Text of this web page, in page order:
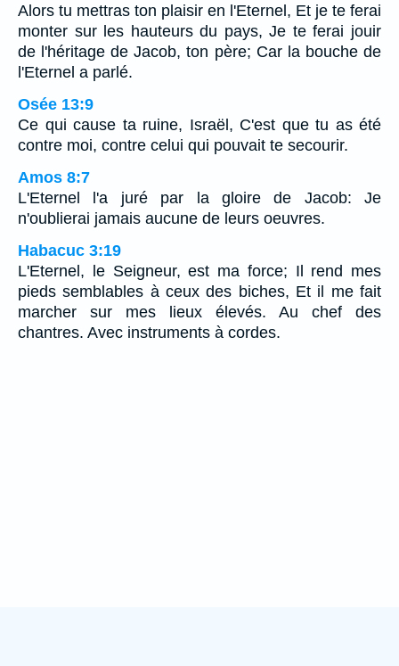
Alors tu mettras ton plaisir en l'Eternel, Et je te ferai
monter sur les hauteurs du pays, Je te ferai jouir
de l'héritage de Jacob, ton père; Car la bouche de
l'Eternel a parlé.
Osée 13:9
Ce qui cause ta ruine, Israël, C'est que tu as été
contre moi, contre celui qui pouvait te secourir.
Amos 8:7
L'Eternel l'a juré par la gloire de Jacob: Je
n'oublierai jamais aucune de leurs oeuvres.
Habacuc 3:19
L'Eternel, le Seigneur, est ma force; Il rend mes
pieds semblables à ceux des biches, Et il me fait
marcher sur mes lieux élevés. Au chef des
chantres. Avec instruments à cordes.